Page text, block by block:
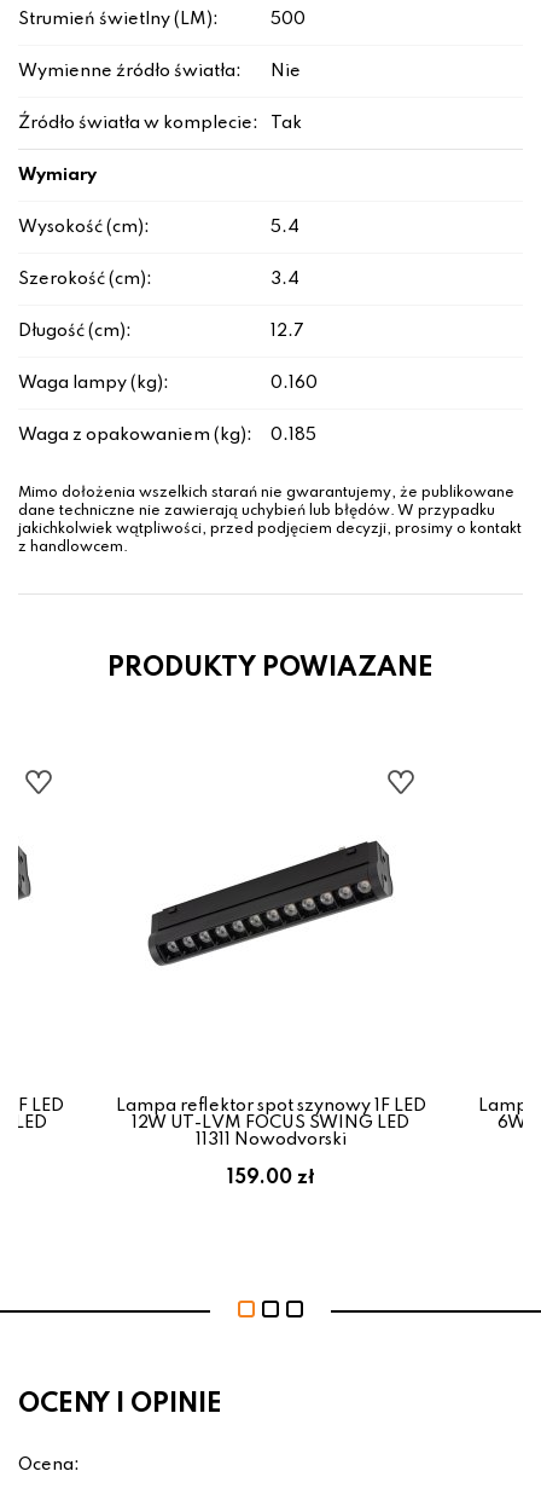
Strumień świetlny (LM): 500
Wymienne źródło światła: Nie
Źródło światła w komplecie: Tak
Wymiary
Wysokość (cm): 5.4
Szerokość (cm): 3.4
Długość (cm): 12.7
Waga lampy (kg): 0.160
Waga z opakowaniem (kg): 0.185
Mimo dołożenia wszelkich starań nie gwarantujemy, że publikowane
dane techniczne nie zawierają uchybień lub błędów. W przypadku
jakichkolwiek wątpliwości, przed podjęciem decyzji, prosimy o kontakt
z handlowcem.
PRODUKTY POWIAZANE
LED
LED
Lampa reflektor spot szynowy 1F LED
12W UT-LVM FOCUS SWING LED
11311 Nowodvorski
159.00 zł
Lampa
6W
OCENY I OPINIE
Ocena: